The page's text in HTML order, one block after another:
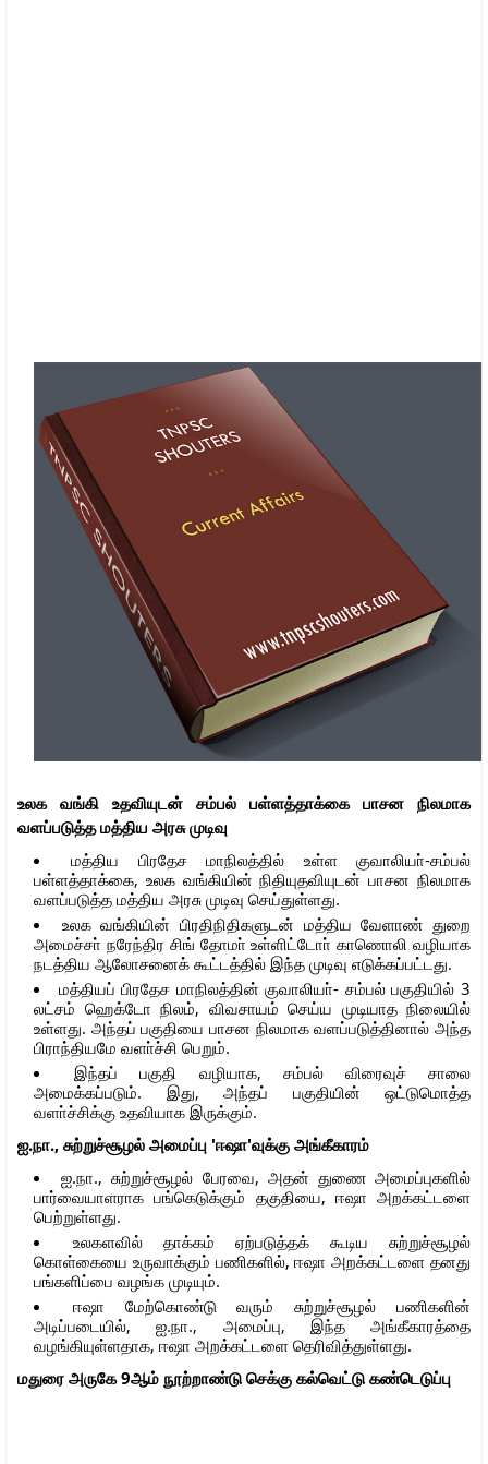
உலக வங்கி உதவியுடன் சம்பல் பள்ளத்தாக்கை பாசன நிலமாக
வளப்படுத்த மத்திய அரசு முடிவு
மத்திய பிரதேச மாநிலத்தில் உள்ள குவாலியா்-சம்பல்
பள்ளத்தாக்கை, உலக வங்கியின் நிதியுதவியுடன் பாசன நிலமாக
வளப்படுத்த மத்திய அரசு முடிவு செய்துள்ளது.
உலக வங்கியின் பிரதிநிதிகளுடன் மத்திய வேளாண் துறை
அமைச்சா் நரேந்திர சிங் தோமா் உள்ளிட்டோா் காணொலி வழியாக
நடத்திய ஆலோசனைக் கூட்டத்தில் இந்த முடிவு எடுக்கப்பட்டது.
மத்தியப் பிரதேச மாநிலத்தின் குவாலியா்- சம்பல் பகுதியில் 3
லட்சம் ஹெக்டோ நிலம், விவசாயம் செய்ய முடியாத நிலையில்
உள்ளது. அந்தப் பகுதியை பாசன நிலமாக வளப்படுத்தினால் அந்த
பிராந்தியமே வளா்ச்சி பெறும்.
இந்தப் பகுதி வழியாக, சம்பல் விரைவுச் சாலை
அமைக்கப்படும். இது, அந்தப் பகுதியின் ஒட்டுமொத்த
வளா்ச்சிக்கு உதவியாக இருக்கும்.
ஐ.நா., சுற்றுச்சூழல் அமைப்பு 'ஈஷா'வுக்கு அங்கீகாரம்
ஐ.நா., சுற்றுச்சூழல் பேரவை, அதன் துணை அமைப்புகளில்
பார்வையாளராக பங்கெடுக்கும் தகுதியை, ஈஷா அறக்கட்டளை
பெற்றுள்ளது.
உலகளவில் தாக்கம் ஏற்படுத்தக் கூடிய சுற்றுச்சூழல்
கொள்கையை உருவாக்கும் பணிகளில், ஈஷா அறக்கட்டளை தனது
பங்களிப்பை வழங்க முடியும்.
ஈஷா மேற்கொண்டு வரும் சுற்றுச்சூழல் பணிகளின்
அடிப்படையில், ஐ.நா., அமைப்பு, இந்த அங்கீகாரத்தை
வழங்கியுள்ளதாக, ஈஷா அறக்கட்டளை தெரிவித்துள்ளது.
மதுரை அருகே 9ஆம் நூற்றாண்டு செக்கு கல்வெட்டு கண்டெடுப்பு